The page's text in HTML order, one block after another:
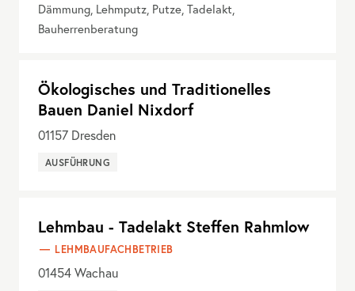
Dämmung, Lehmputz, Putze, Tadelakt,
Bauherrenberatung
Ökologisches und Traditionelles
Bauen Daniel Nixdorf
01157 Dresden
AUSFÜHRUNG
Lehmbau - Tadelakt Steffen Rahmlow
LEHMBAUFACHBETRIEB
01454Wachau